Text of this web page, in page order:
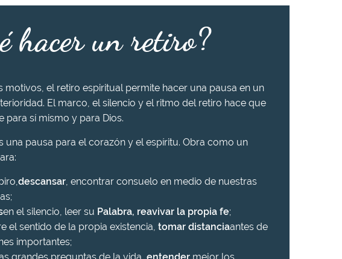
hacer un retiro?
motivos, el retiro espiritual permite hacer una pausa en un
El marco, el silencio y el ritmo del retiro hace que
para sí mismo y para Dios.
una pausa para el corazón y el espíritu. Obra como un
descansar, encontrar consuelo en medio de nuestras
en el silencio, leer su Palabra, reavivar la propia fe;
el sentido de la propia existencia, tomar distanciaantes de
importantes;